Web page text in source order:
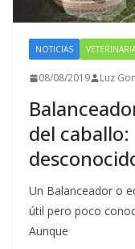
NOTICIAS
08/08/2019 Luz
del
Un Balanceador o
útil pero poco
Aunque